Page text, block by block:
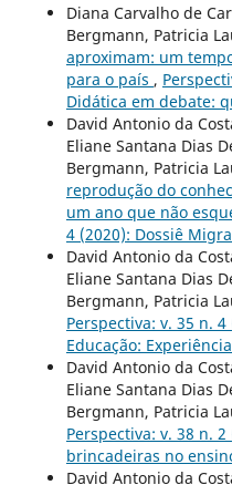
Diana Carvalho de
Bergmann, Patricia
aproximam: um
para o país ,
Didática em debate:
David Antonio da
Eliane Santana Dias
Bergmann, Patricia
reprodução do
um ano que não
4 (2020): Dossiê
David Antonio da
Eliane Santana Dias
Bergmann, Patricia
Perspectiva: v. 35 n.
Educação:
David Antonio da
Eliane Santana Dias
Bergmann, Patricia
Perspectiva: v. 38 n. 2
brincadeiras no
David Antonio da